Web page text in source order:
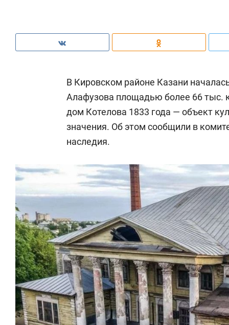
В Кировском районе Казани
Алафузова площадью более 66 тыс.
дом Котелова 1833 года — объект
значения. Об этом сообщили в
наследия.